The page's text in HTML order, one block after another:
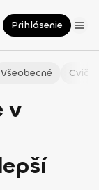
Prihlásenie
Všeobecné
v